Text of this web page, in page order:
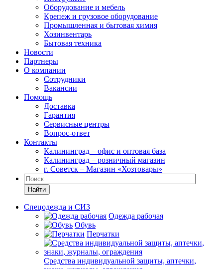
Оборудование и мебель
Крепеж и грузовое оборудование
Промышленная и бытовая химия
Хозинвентарь
Бытовая техника
Новости
Партнеры
О компании
Сотрудники
Вакансии
Помощь
Доставка
Гарантия
Сервисные центры
Вопрос-ответ
Контакты
Калининград – офис и оптовая база
Калининград – розничный магазин
г. Советск – Магазин «Хозтовары»
Найти
Спецодежда и СИЗ
Одежда рабочая
Обувь
Перчатки
Средства индивидуальной защиты, аптечки,